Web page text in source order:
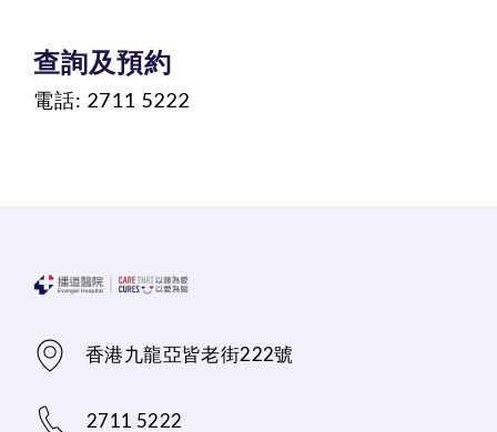
查詢及預約
電話: 2711 5222
香港九龍亞皆老街222號
2711 5222